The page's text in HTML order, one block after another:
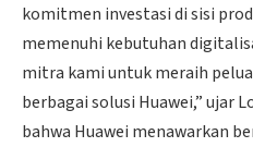
komitmen investasi di sisi
memenuhi kebutuhan
mitra kami untuk meraih
berbagai solusi Huawei,” ujar
bahwa Huawei menawarkan